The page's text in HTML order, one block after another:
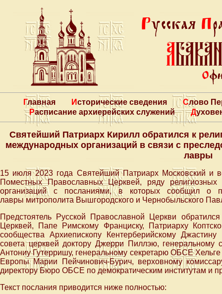
Главная Исторические сведения
Слово
Расписание архиерейских служений
Святейший Патриарх Кирилл обратился к
международных организаций в связи с
лавры
15 июля 2023 года Святейший Патриарх Московский и
Поместных Православных Церквей, ряду
организаций с посланиями, в которых сообщил о
лавры митрополита Вышгородского и Чернобыльского
Предстоятель Русской Православной Церкви
Церквей, Папе Римскому Франциску, Патриарху
сообщества Архиепископу Кентерберийскому
совета церквей доктору Джерри Пиллэю,
Антониу Гутерришу, генеральному секретарю ОБСЕ
Европы Марии Пейчинович-Бурич, верховному
директору Бюро ОБСЕ по демократическим институтам и
Текст послания приводится ниже полностью: